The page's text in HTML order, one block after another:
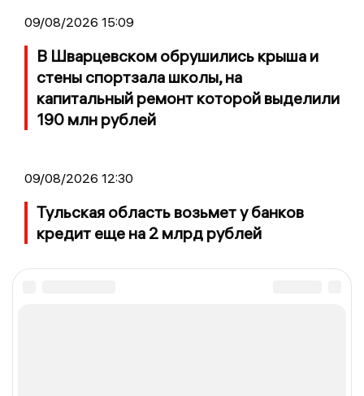
09/08/2026 15:09
В Шварцевском обрушились крыша и
стены спортзала школы, на
капитальный ремонт которой выделили
190 млн рублей
09/08/2026 12:30
Тульская область возьмет у банков
кредит еще на 2 млрд рублей